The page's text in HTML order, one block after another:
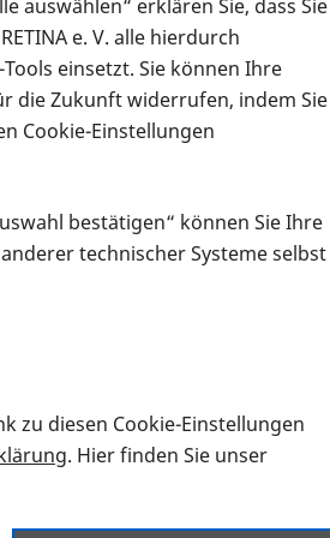
in
wie Sie nach Infonmaterial
auswählen“ erklären Sie, dass Sie
e. V. alle hierdurch
einsetzt. Sie können Ihre
die Zukunft widerrufen, indem Sie
Cookie-Einstellungen
bestätigen“ können Sie Ihre
technischer Systeme selbst
zu diesen Cookie-Einstellungen
. Hier finden Sie unser